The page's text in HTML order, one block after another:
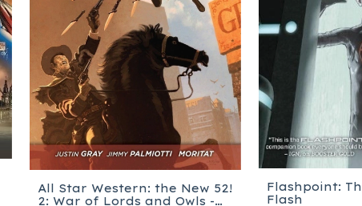
All Star Western: the New 52!
2: War of Lords and Owls -
Flashpoint:
Flash